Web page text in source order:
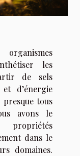
les
de sels
d’énergie
tous
avons le
dans le
domaines.